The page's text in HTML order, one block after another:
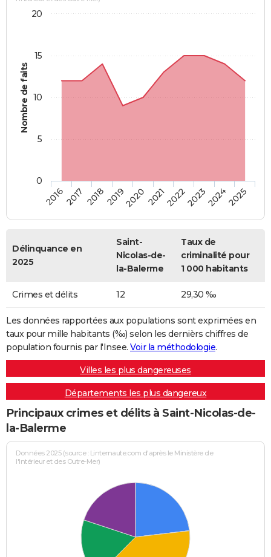
Nombre de faits
20162017 20182019202020212022202320242025
0
5
10
15
20
Délinquance en
2025
Saint-
Nicolas-de-
la-Balerme
Taux de
criminalité pour
1 000 habitants
Crimes et délits 12 29,30 ‰
Les données rapportées aux populations sont exprimées en
taux pour mille habitants (‰) selon les dernièrs chiffres de
population fournis par l'Insee. Voir la méthodologie.
Villes les plus dangereuses
Départements les plus dangereux
Principaux crimes et délits à Saint-Nicolas-de-
la-Balerme
Données 2025 (source : Linternaute.com d'après le Ministère de
l'Intérieur et des Outre-Mer)